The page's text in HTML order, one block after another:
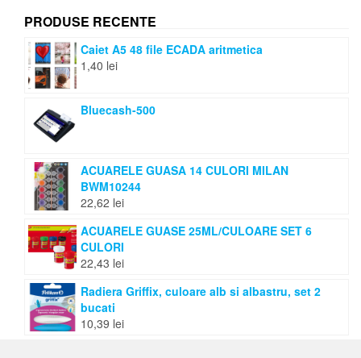
PRODUSE RECENTE
Caiet A5 48 file ECADA aritmetica
1,40 lei
Bluecash-500
ACUARELE GUASA 14 CULORI MILAN
BWM10244
22,62 lei
ACUARELE GUASE 25ML/CULOARE SET 6
CULORI
22,43 lei
Radiera Griffix, culoare alb si albastru, set 2
bucati
10,39 lei